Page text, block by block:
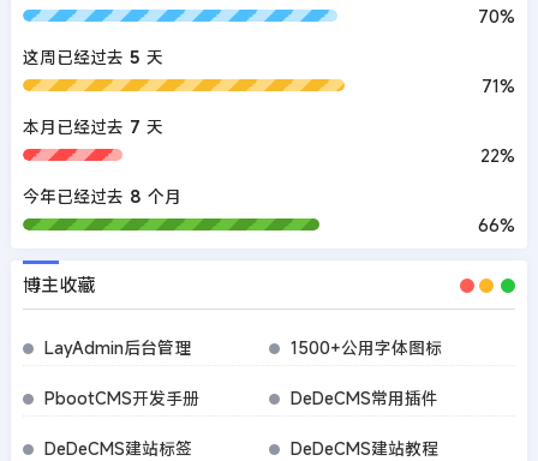
70%
这周已经过去 5 天
71%
本月已经过去 7 天
22%
今年已经过去 8 个月
66%
博主收藏
LayAdmin后台管理 1500+公用字体图标
PbootCMS开发手册 DeDeCMS常用插件
DeDeCMS建站标签 DeDeCMS建站教程